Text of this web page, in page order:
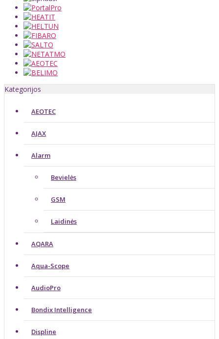
Kategorijos
AEOTEC
AJAX
Alarm
Bevielės
GSM
Laidinės
AQARA
Aqua-Scope
AudioPro
Bondix Intelligence
Displine